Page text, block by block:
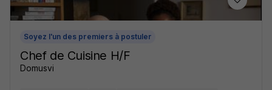
Soyez l'un des premiers à postuler
Chef de Cuisine H/F
Domusvi